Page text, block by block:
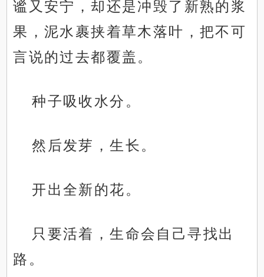
谧又安宁，却还是冲毁了新熟的浆
果，泥水裹挟着草木落叶，把不可
言说的过去都覆盖。
种子吸收水分。
然后发芽，生长。
开出全新的花。
只要活着，生命会自己寻找出
路。